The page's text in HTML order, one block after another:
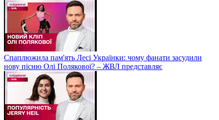
Спаплюжила пам'ять Лесі Українки: чому фанати засудили
нову пісню Олі Полякової? – ЖВЛ представляє